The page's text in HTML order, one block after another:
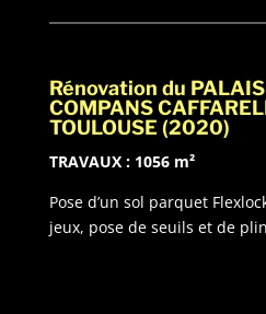
Rénovation du
COMPANS
TOULOUSE (2020)
TRAVAUX : 1056 m²
Pose d’un sol parquet
jeux, pose de seuils et de